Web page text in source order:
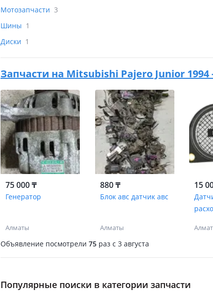
Мотозапчасти 3
Шины 1
Диски 1
Запчасти на Mitsubishi Pajero Junior 1994
75 000 ₸
Генератор
Алматы
880 ₸
Блок авс датчик авс
Алматы
15
Объявление посмотрели 75 раз c 3 августа
Популярные поиски в категории запчасти